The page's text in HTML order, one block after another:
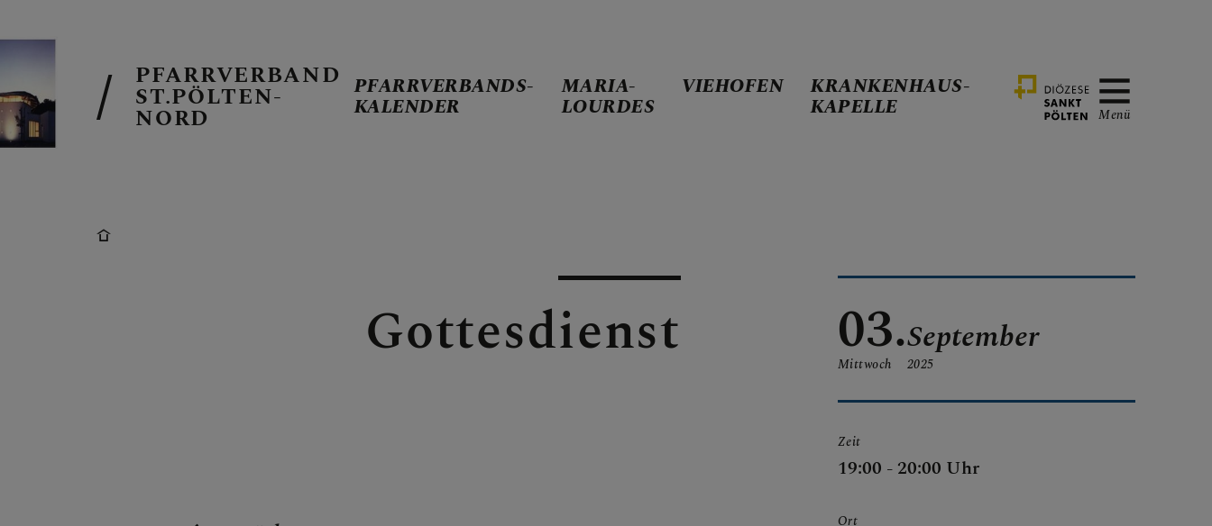
PFARRVERBAND
ST.PÖLTEN-
NORD
PFARRVERBANDS-
KALENDER
MARIA-
LOURDES
VIEHOFEN KRANKENHAUS-
KAPELLE Menü
Gottesdienst 03.
Mittwoch
September
2025
Zeit
19:00 - 20:00 Uhr
Ort